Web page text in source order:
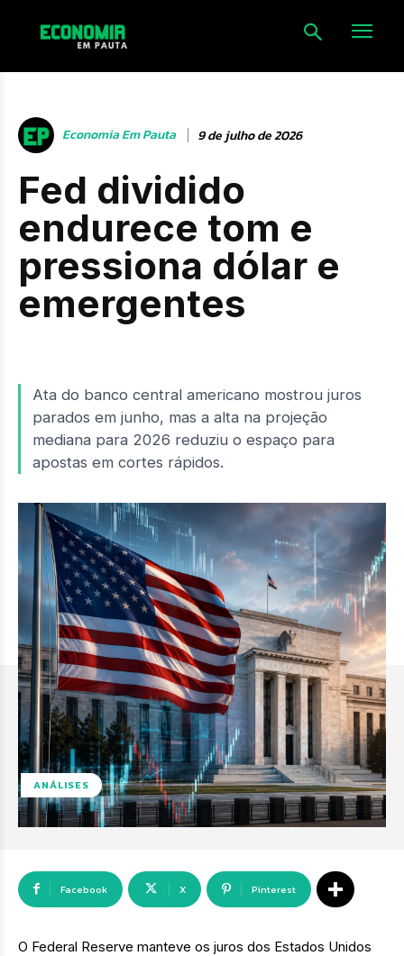
Economia Em Pauta 9 de julho de 2026
Fed dividido
endurece tom e
pressiona dólar e
emergentes
Ata do banco central americano mostrou juros
parados em junho, mas a alta na projeção
mediana para 2026 reduziu o espaço para
apostas em cortes rápidos.
ANÁLISES
Facebook X Pinterest
O Federal Reserve manteve os juros dos Estados Unidos